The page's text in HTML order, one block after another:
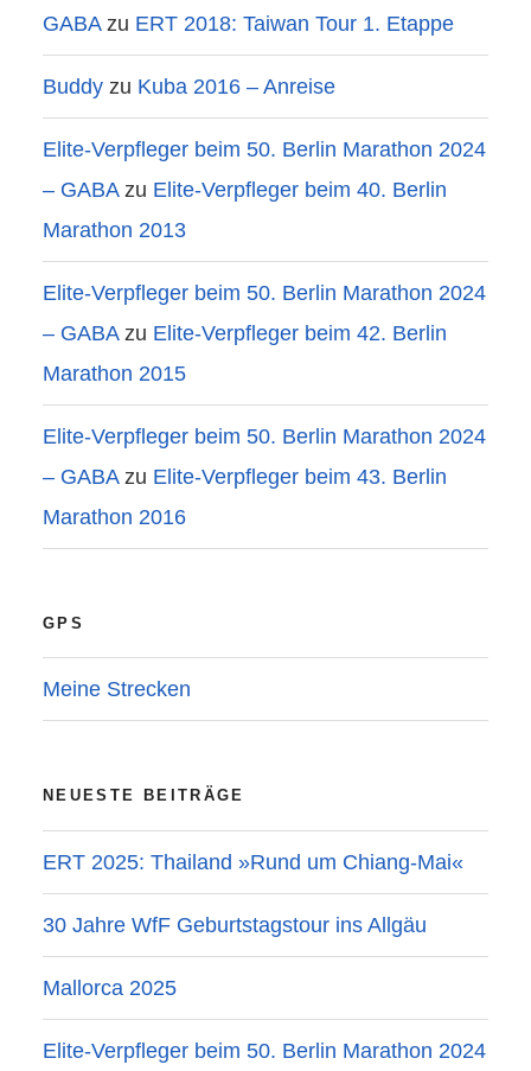
GABAzu ERT 2018: Taiwan Tour 1. Etappe
Buddy zu Kuba 2016 – Anreise
Elite-Verpfleger beim 50. Berlin Marathon 2024
– GABAzu Elite-Verpfleger beim 40. Berlin
Marathon 2013
Elite-Verpfleger beim 50. Berlin Marathon 2024
– GABAzu Elite-Verpfleger beim 42. Berlin
Marathon 2015
Elite-Verpfleger beim 50. Berlin Marathon 2024
– GABAzu Elite-Verpfleger beim 43. Berlin
Marathon 2016
GPS
Meine Strecken
NEUESTE BEITRÄGE
ERT 2025: Thailand »Rund um Chiang-Mai«
30 Jahre WfF Geburtstagstour ins Allgäu
Mallorca 2025
Elite-Verpfleger beim 50. Berlin Marathon 2024